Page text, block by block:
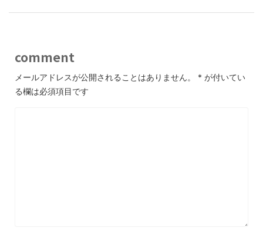
comment
メールアドレスが公開されることはありません。 * が付いてい
る欄は必須項目です